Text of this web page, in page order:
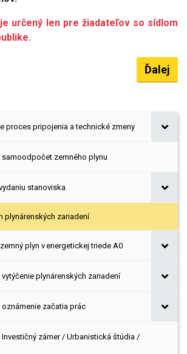
proces pripojenia a technické zmeny
samoodpočet zemného plynu
stanoviska
plynárenských zariadení
plyn v energetickej triede A0
plynárenských zariadení
začatia prác
zámer / Urbanistická štúdia /
určený len pre žiadateľov so sídlom